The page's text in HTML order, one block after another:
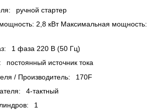
ручной стартер
2,8 кВт Максимальная мощность:
1 фаза 220 В (50 Гц)
источник тока
/ Производитель: 170F
4-тактный
1